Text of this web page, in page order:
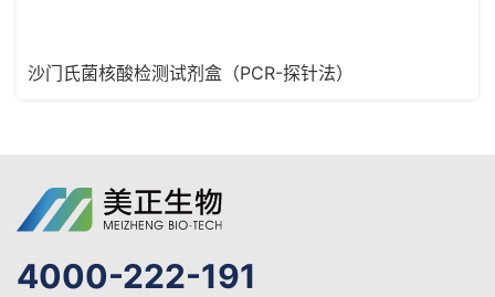
沙门氏菌核酸检测试剂盒（PCR-探针法）
4000-222-191